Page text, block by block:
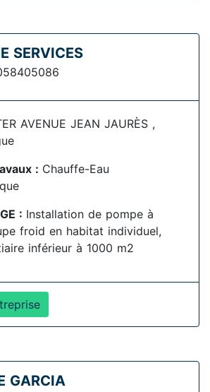
SERVICES
AVENUE JEAN JAURÈS ,
: Chauffe-Eau
: Installation de pompe à
froid en habitat individuel,
inférieur à 1000 m2
GARCIA